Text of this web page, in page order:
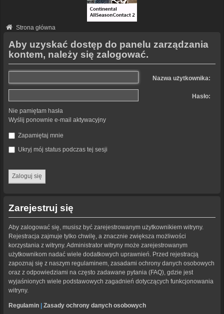
Strona główna
Aby uzyskać dostęp do panelu zarządzania
kontem, należy się zalogować.
Nazwa użytkownika:
Hasło:
Nie pamiętam hasła
Wyślij ponownie e-mail aktywacyjny
Zapamiętaj mnie
Ukryj mój status podczas tej sesji
Zarejestruj się
Aby zalogować się, musisz być zarejestrowanym użytkownikiem witryny.
Rejestracja zajmuje tylko chwilę, a znacznie zwiększa możliwości
korzystania z witryny. Administrator witryny może zarejestrowanym
użytkownikom nadać wiele dodatkowych uprawnień. Przed rejestracją
zapoznaj się z naszym regulaminem, zasadami ochrony danych osobowych
oraz z odpowiedziami na często zadawane pytania (FAQ), gdzie jest
wyjaśnionych wiele podstawowych zagadnień dotyczących funkcjonowania
witryny.
Regulamin Zasady ochrony danych osobowych